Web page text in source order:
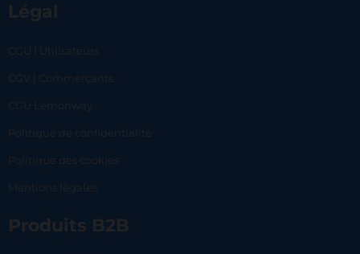
Légal
CGU | Utilisateurs
CGV | Commerçants
CGU Lemonway
Politique de confidentialité
Politique des cookies
Mentions légales
Produits B2B